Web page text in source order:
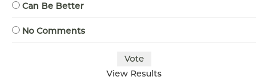
Can Be Better
No Comments
View Results